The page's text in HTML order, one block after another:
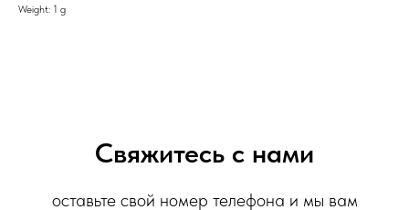
Weight: 1 g
Свяжитесь с нами
оставьте свой номер телефона и мы вам